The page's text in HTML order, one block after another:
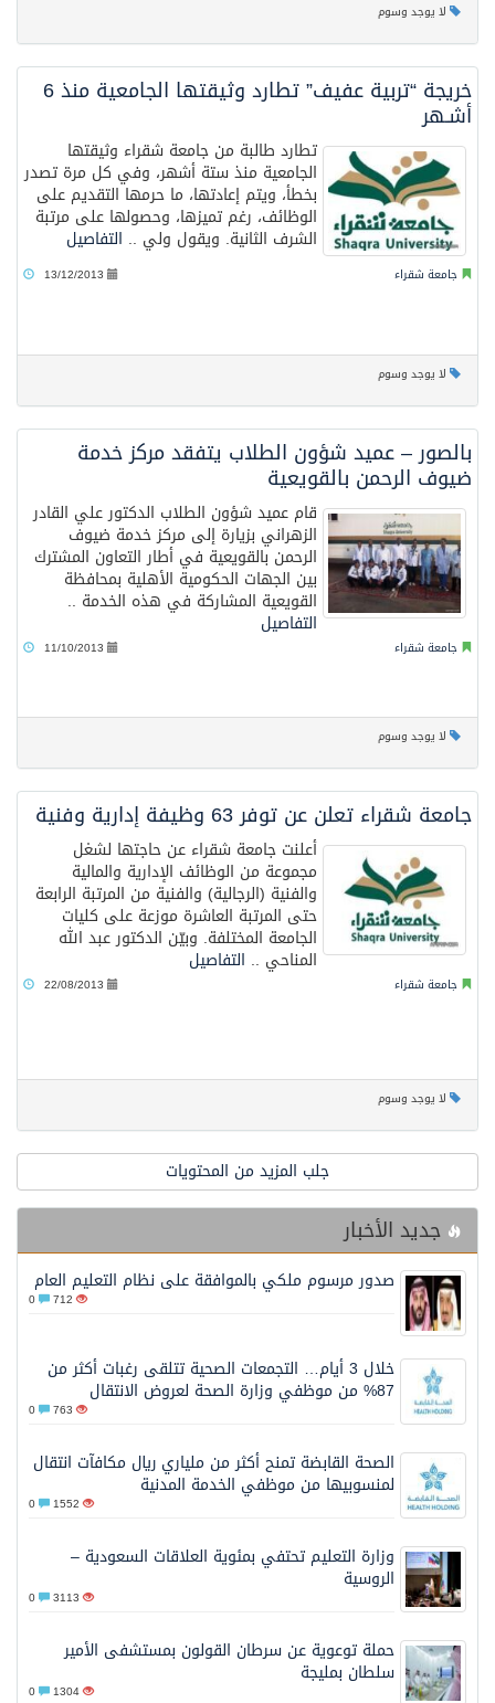
لا يوجد وسوم
خريجة “تربية عفيف” تطارد وثيقتها الجامعية منذ 6
أشـهر
تطارد طالبة من جامعة شقراء وثيقتها
الجامعية منذ ستة أشهر، وفي كل مرة تصدر
بخطأ، ويتم إعادتها، ما حرمها التقديم على
الوظائف، رغم تميزها، وحصولها على مرتبة
الشرف الثانية. ويقول ولي .. التفاصيل
جامعة شقراء 13/12/2013
لا يوجد وسوم
بالصور – عميد شؤون الطلاب يتفقد مركز خدمة
ضيوف الرحمن بالقويعية
قام عميد شؤون الطلاب الدكتور علي القادر
الزهراني بزيارة إلى مركز خدمة ضيوف
الرحمن بالقويعية في أطار التعاون المشترك
بين الجهات الحكومية الأهلية بمحافظة
القويعية المشاركة في هذه الخدمة ..
التفاصيل
جامعة شقراء 11/10/2013
لا يوجد وسوم
جامعة شقراء تعلن عن توفر 63 وظيفة إدارية وفنية
أعلنت جامعة شقراء عن حاجتها لشغل
مجموعة من الوظائف الإدارية والمالية
والفنية (الرجالية) والفنية من المرتبة الرابعة
حتى المرتبة العاشرة موزعة على كليات
الجامعة المختلفة. وبيّن الدكتور عبد الله
المناحي .. التفاصيل
جامعة شقراء 22/08/2013
لا يوجد وسوم
جلب المزيد من المحتويات
جديد الأخبار
صدور مرسوم ملكي بالموافقة على نظام التعليم العام
712
خلال 3 أيام… التجمعات الصحية تتلقى رغبات أكثر من
87% من موظفي وزارة الصحة لعروض الانتقال
763
الصحة القابضة تمنح أكثر من ملياري ريال مكافآت انتقال
لمنسوبيها من موظفي الخدمة المدنية
1552
وزارة التعليم تحتفي بمئوية العلاقات السعودية –
الروسية
3113
حملة توعوية عن سرطان القولون بمستشفى الأمير
سلطان بمليجة
1304